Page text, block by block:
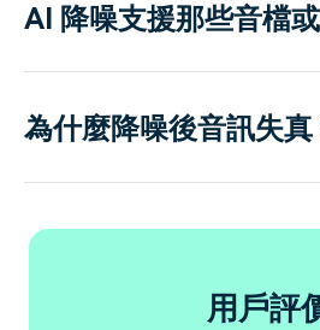
AI 降噪支援那些音檔
為什麼降噪後音訊失真
用戶評